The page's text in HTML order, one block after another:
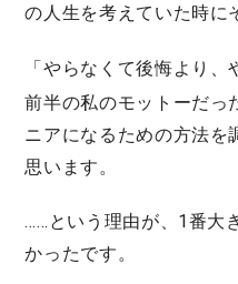
の人生を考えていた時に
「やらなくて後悔より、
前半の私のモットーだっ
ニアになるための方法を
思います。
……という理由が、1番大
かったです。